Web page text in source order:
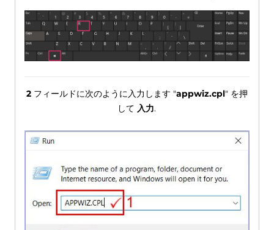
2フィールドに次のように入力します "appwiz.cpl" を押
して 入力.